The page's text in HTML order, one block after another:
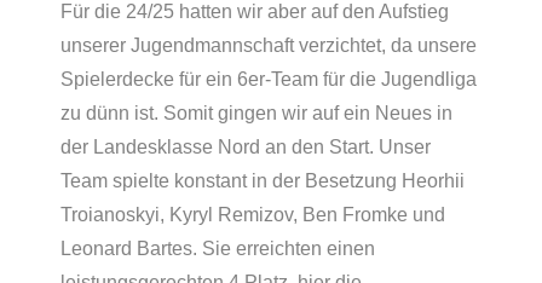
Für die 24/25 hatten wir aber auf den Aufstieg
unserer Jugendmannschaft verzichtet, da unsere
Spielerdecke für ein 6er-Team für die Jugendliga
zu dünn ist. Somit gingen wir auf ein Neues in
der Landesklasse Nord an den Start. Unser
Team spielte konstant in der Besetzung Heorhii
Troianoskyi, Kyryl Remizov, Ben Fromke und
Leonard Bartes. Sie erreichten einen